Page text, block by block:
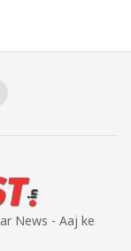
News - Aaj ke